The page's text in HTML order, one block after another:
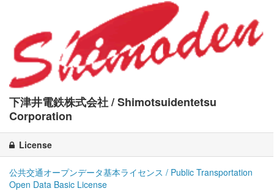
下津井電鉄株式会社 / Shimotsuidentetsu
Corporation
License
公共交通オープンデータ基本ライセンス / Public Transportation
Open Data Basic License